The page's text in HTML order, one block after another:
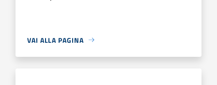
VAI ALLA PAGINA